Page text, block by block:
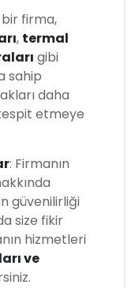
, termal
gibi
sahip
daha
etmeye
: Firmanın
güvenilirliği
size fikir
hizmetleri
ve